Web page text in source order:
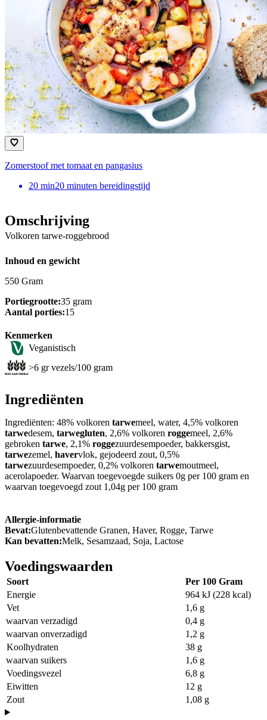
Zomerstoof met tomaat en pangasius
20 min20 minuten bereidingstijd
Omschrijving
Volkoren tarwe-roggebrood
Inhoud en gewicht
550 Gram
Portiegrootte:35 gram
Aantal porties:15
Kenmerken
Veganistisch
>6 gr vezels/100 gram
Ingrediënten
Ingrediënten: 48% volkoren tarwemeel, water, 4,5% volkoren
tarwedesem, tarwegluten, 2,6% volkoren roggemeel, 2,6%
gebroken tarwe, 2,1% roggezuurdesempoeder, bakkersgist,
tarwezemel, havervlok, gejodeerd zout, 0,5%
tarwezuurdesempoeder, 0,2% volkoren tarwemoutmeel,
acerolapoeder. Waarvan toegevoegde suikers 0g per 100 gram en
waarvan toegevoegd zout 1,04g per 100 gram
Allergie-informatie
Bevat:Glutenbevattende Granen, Haver, Rogge, Tarwe
Kan bevatten:Melk, Sesamzaad, Soja, Lactose
Voedingswaarden
Soort
Per 100 Gram
Energie
964 kJ (228 kcal)
Vet
1,6 g
waarvan verzadigd
0,4 g
waarvan onverzadigd
1,2 g
Koolhydraten
38 g
waarvan suikers
1,6 g
Voedingsvezel
6,8 g
Eiwitten
12 g
Zout
1,08 g